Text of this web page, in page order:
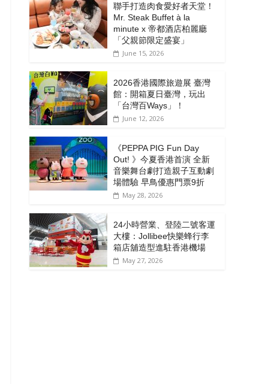
聯手打造肉食愛好者天堂！
Mr. Steak Buffet à la
minute x 帝都酒店柏麗廳
「⽗親節限定盛宴」
June 15, 2026
2026香港國際旅遊展 臺灣
館：開箱夏日臺灣，玩出
「台灣百Ways」！
June 12, 2026
《PEPPA PIG Fun Day
Out! 》今夏香港首演 全新
音樂舞台劇打造親子互動劇
場體驗 早鳥優惠門票9折
May 28, 2026
24小時營業、登陸二號客運
大樓：Jollibee快樂蜂行李
箱店舖造型進駐香港機場
May 27, 2026